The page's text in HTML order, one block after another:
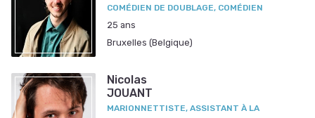
COMÉDIEN DE DOUBLAGE, COMÉDIEN
25 ans
Bruxelles (Belgique)
Nicolas
JOUANT
MARIONNETTISTE, ASSISTANT À LA